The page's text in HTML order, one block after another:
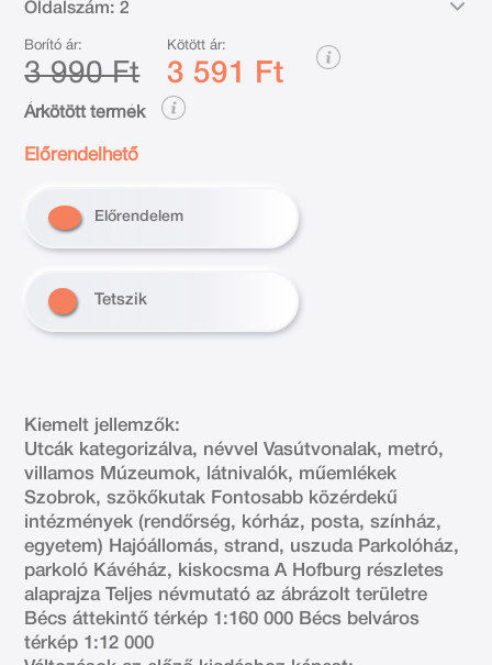
Oldalszám: 2
Borító ár:
3 990 Ft
Kötött ár:
3 591 Ft
Árkötött termék
Előrendelhető
Előrendelem
Tetszik
Kiemelt jellemzők:
Utcák kategorizálva, névvel Vasútvonalak, metró,
villamos Múzeumok, látnivalók, műemlékek
Szobrok, szökőkutak Fontosabb közérdekű
intézmények (rendőrség, kórház, posta, színház,
egyetem) Hajóállomás, strand, uszuda Parkolóház,
parkoló Kávéház, kiskocsma A Hofburg részletes
alaprajza Teljes névmutató az ábrázolt területre
Bécs áttekintő térkép 1:160 000 Bécs belváros
térkép 1:12 000